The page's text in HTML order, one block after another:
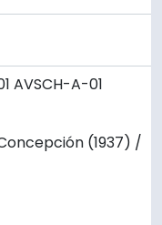
AVSCH-A-01
(1937) /